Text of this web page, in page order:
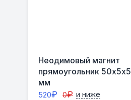
Неодимовый магнит
прямоугольник 50х5х5
мм
520₽ 0₽ и ниже